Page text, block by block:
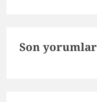
Son yorumlar